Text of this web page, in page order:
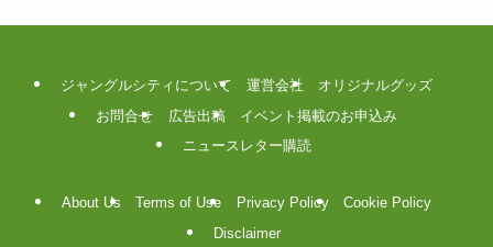
ジャングルシティについて 運営会社
オリジナルグッズ
お問合せ
広告出稿
イベント掲載のお申込み
ニュースレター購読
About Us Terms of Use Privacy Policy
Cookie Policy
Disclaimer